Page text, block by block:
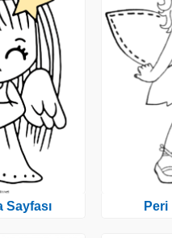
Sayfası Peri